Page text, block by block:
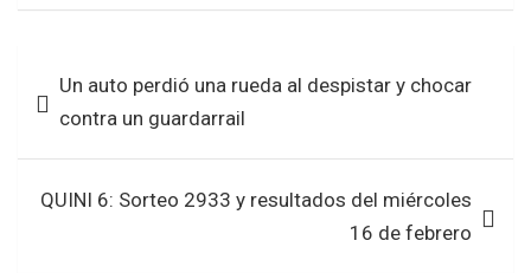
ce
o
o
k
tt at
A
p
p
ar
de Un auto perdió una rueda al despistar y chocar
contra un guardarrail
QUINI 6: Sorteo 2933 y resultados del miércoles
16 de febrero